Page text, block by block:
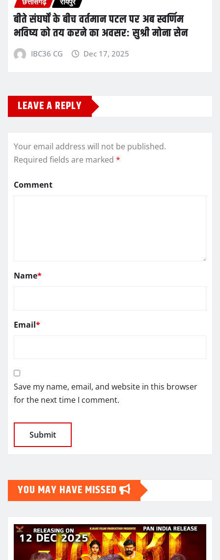
बीते संघर्षों के बीच वर्तमान पटल पर अब स्वर्णिम
भविष्य को तय करने का अवसर: सुश्री मोना सेन
IBC36 CG Dec 17, 2025
LEAVE A REPLY
Your email address will not be published.
Required fields are marked *
Comment
Name*
Email*
Save my name, email, and website in this browser
for the next time I comment.
YOU MAY HAVE MISSED